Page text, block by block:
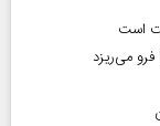
است
می‌ریزد